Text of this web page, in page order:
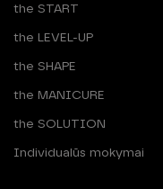
the START
the LEVEL-UP
the SHAPE
the MANICURE
the SOLUTION
Individualūs mokymai